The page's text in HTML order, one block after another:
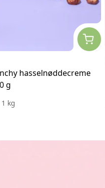
hasselnøddecreme
g
kg